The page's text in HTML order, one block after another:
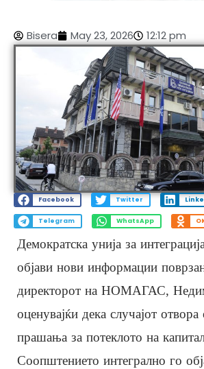
Bisera May 23, 2026 12:12 pm
Facebook Twitter
Telegram WhatsApp
Демократска унија за
објави нови информации
директорот на НОМАГАС,
оценувајќи дека случајот отвора
прашања за потеклото на
Соопштението интегрално го